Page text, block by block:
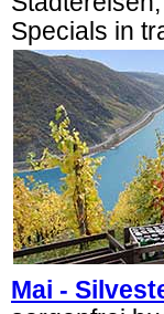
Specials in
Mai -